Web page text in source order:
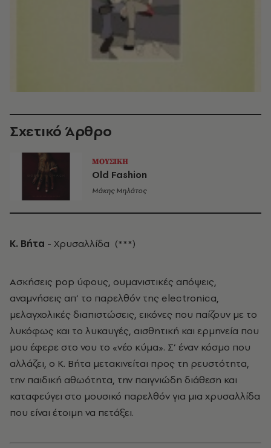
Σχετικό Άρθρο
ΜΟΥΣΙΚΗ
Old Fashion
Μάκης Μηλάτος
Κ. Βήτα - Χρυσαλλίδα (***)
Ασκήσεις pop ύφους, ουμανιστικές απόψεις,
αναμνήσεις απ’ το παρελθόν της electronica,
μελαγχολικές διαπιστώσεις, εικόνες που παίζουν με το
λυκόφως και το λυκαυγές, αισθητική και ερμηνεία που
μου έφερε στο νου το «νέο κύμα». Σ’ έναν κόσμο που
αλλάζει, ο Κ. Βήτα μετακινείται προς τη ρευστότητα,
την παιδική αθωότητα, την παιγνιώδη διάθεση και
καταφεύγει στο μουσικό παρελθόν για μια χρυσαλλίδα
που είναι έτοιμη να πετάξει.